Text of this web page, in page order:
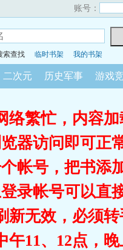
账号：
索查找 临时书架 我的书架
二次元 历史军事 游戏
络繁忙，内容
览器访问即可
帐号，把书添
录帐号可以直
新无效，必须转
午11、12点，晚